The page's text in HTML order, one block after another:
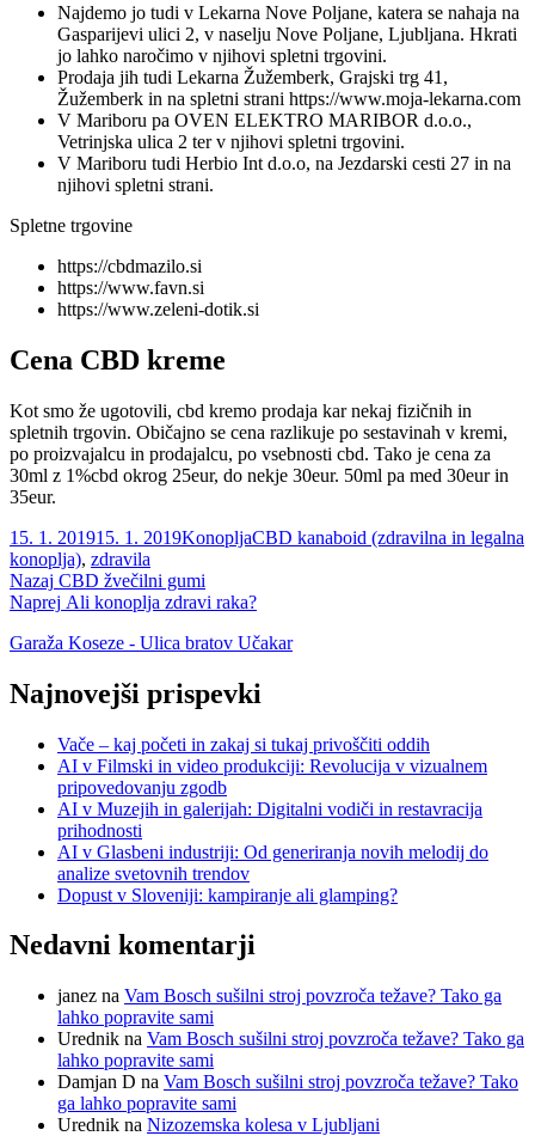
Najdemo jo tudi v Lekarna Nove Poljane, katera se nahaja na
Gasparijevi ulici 2, v naselju Nove Poljane, Ljubljana. Hkrati
jo lahko naročimo v njihovi spletni trgovini.
Prodaja jih tudi Lekarna Žužemberk, Grajski trg 41,
Žužemberk in na spletni strani https://www.moja-lekarna.com
V Mariboru pa OVEN ELEKTRO MARIBOR d.o.o.,
Vetrinjska ulica 2 ter v njihovi spletni trgovini.
V Mariboru tudi Herbio Int d.o.o, na Jezdarski cesti 27 in na
njihovi spletni strani.
Spletne trgovine
https://cbdmazilo.si
https://www.favn.si
https://www.zeleni-dotik.si
Cena CBD kreme
Kot smo že ugotovili, cbd kremo prodaja kar nekaj fizičnih in
spletnih trgovin. Običajno se cena razlikuje po sestavinah v kremi,
po proizvajalcu in prodajalcu, po vsebnosti cbd. Tako je cena za
30ml z 1%cbd okrog 25eur, do nekje 30eur. 50ml pa med 30eur in
35eur.
Objavljeno
dne
15. 1. 201915. 1. 2019Kategorije
KonopljaOznake
CBD kanaboid (zdravilna in legalna
konoplja), zdravila
Navigacija
prispevka
Nazaj Prejšnji
prispevek:
CBD žvečilni gumi
Naprej Naslednji
Ali konoplja zdravi raka?
Garaža Koseze - Ulica bratov Učakar
Najnovejši prispevki
Vače – kaj početi in zakaj si tukaj privoščiti oddih
AI v Filmski in video produkciji: Revolucija v vizualnem
pripovedovanju zgodb
AI v Muzejih in galerijah: Digitalni vodiči in restavracija
prihodnosti
AI v Glasbeni industriji: Od generiranja novih melodij do
analize svetovnih trendov
Dopust v Sloveniji: kampiranje ali glamping?
Nedavni komentarji
janez na Vam Bosch sušilni stroj povzroča težave? Tako ga
lahko popravite sami
Urednik na Vam Bosch sušilni stroj povzroča težave? Tako ga
lahko popravite sami
Damjan D na Vam Bosch sušilni stroj povzroča težave? Tako
ga lahko popravite sami
Urednik na Nizozemska kolesa v Ljubljani